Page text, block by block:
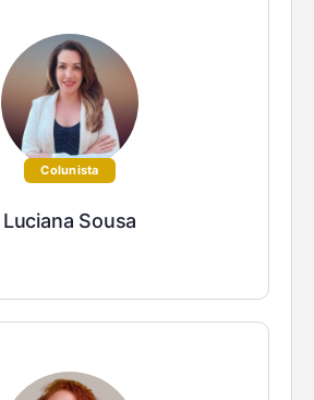
Colunista
Luciana Sousa